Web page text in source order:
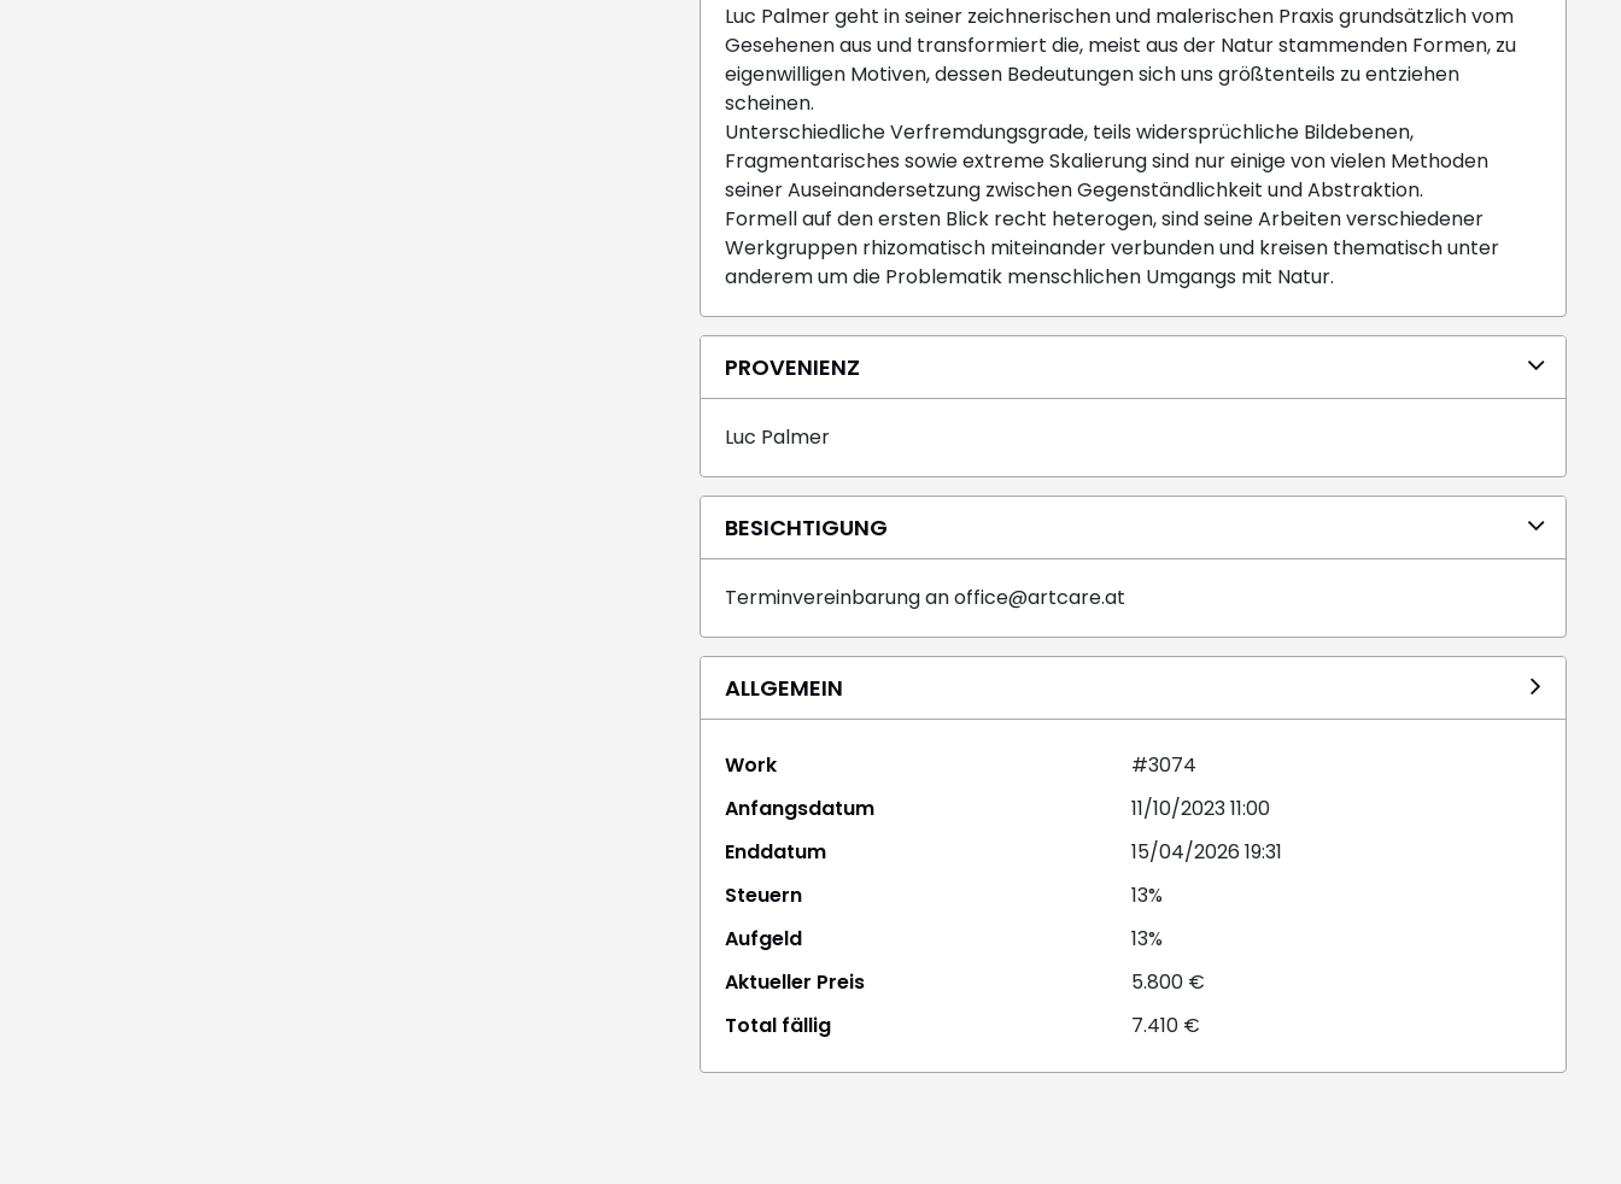
Luc Palmer geht in seiner zeichnerischen und malerischen Praxis grundsätzlich vom
Gesehenen aus und transformiert die, meist aus der Natur stammenden Formen, zu
eigenwilligen Motiven, dessen Bedeutungen sich uns größtenteils zu entziehen
scheinen.
Unterschiedliche Verfremdungsgrade, teils widersprüchliche Bildebenen,
Fragmentarisches sowie extreme Skalierung sind nur einige von vielen Methoden
seiner Auseinandersetzung zwischen Gegenständlichkeit und Abstraktion.
Formell auf den ersten Blick recht heterogen, sind seine Arbeiten verschiedener
Werkgruppen rhizomatisch miteinander verbunden und kreisen thematisch unter
anderem um die Problematik menschlichen Umgangs mit Natur.
PROVENIENZ
Luc Palmer
BESICHTIGUNG
Terminvereinbarung an office@artcare.at
ALLGEMEIN
Work
#3074
Anfangsdatum
11/10/2023 11:00
Enddatum
15/04/2026 19:31
Steuern
13%
Aufgeld
13%
Aktueller Preis
5.800 €
Total fällig
7.410 €